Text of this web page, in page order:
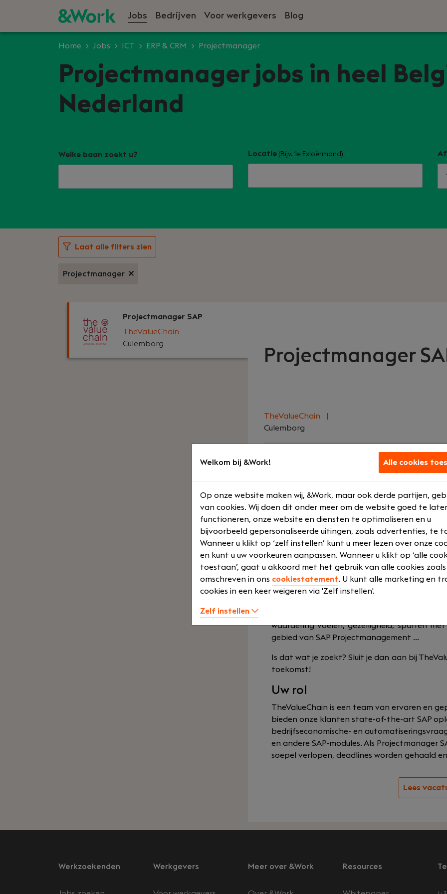
Jobs Bedrijven Voor werkgevers Blog
Home Jobs ICT ERP & CRM Projectmanager
Projectmanager jobs in heel
Nederland
Welke baan zoekt u? Locatie (Bijv. 1e Exloërmond)
Laat alle filters zien
Projectmanager
Projectmanager SAP
TheValueChain
Culemborg
Projectmanager
TheValueChain
Culemborg
Uw rol
Senior
Voltijd
HBO
Wat we
Bonus
Bedrijfsauto
Opleidingen
training
Laat meer zien
Persoonlijke ontwikkeling, uitdagende
waardering voelen, gezelligheid, sparren
gebied van SAP Projectmanagement ...
Is dat wat je zoekt? Sluit je dan aan bij
toekomst!
Uw rol
TheValueChain is een team van ervaren en
bieden onze klanten state-of-the-art SAP
bedrijfseconomische- en
en andere SAP-modules. Als Projectmanager
soepel verlopen, deadlines worden gehaald
Lees
Werkzoekenden Werkgevers Meer over &Work Resources
Welkom bij &Work! Alle cookies
Op onze website maken wij, &Work, maar ook derde partijen,
van cookies. Wij doen dit onder meer om de website goed te
functioneren, onze website en diensten te optimaliseren en u
bijvoorbeeld gepersonaliseerde uitingen, zoals advertenties, te
Wanneer u klikt op ‘zelf instellen’ kunt u meer lezen over onze
en kunt u uw voorkeuren aanpassen. Wanneer u klikt op ‘alle
toestaan’, gaat u akkoord met het gebruik van alle cookies zoals
omschreven in ons cookiestatement. U kunt alle marketing en
cookies in een keer weigeren via 'Zelf instellen'.
Zelf instellen